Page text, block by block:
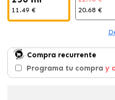
11.49 €
20.68 €
Compra recurrente
Programa tu compra y